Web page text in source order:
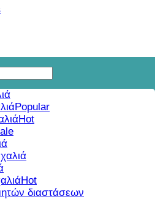
διαστάσεων